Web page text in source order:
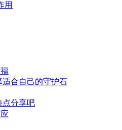
用
合自己的守护石
点分享吧